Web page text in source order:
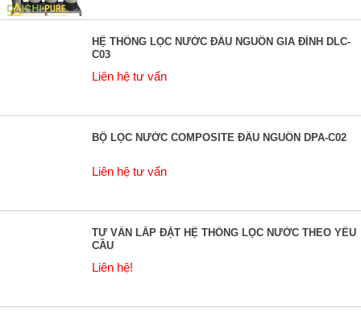
HỆ THỐNG LỌC NƯỚC ĐẦU NGUỒN GIA ĐÌNH DLC-
C03
Liên hệ tư vấn
BỘ LỌC NƯỚC COMPOSITE ĐẦU NGUỒN DPA-C02
Liên hệ tư vấn
TƯ VẤN LẮP ĐẶT HỆ THỐNG LỌC NƯỚC THEO YÊU
CẦU
Liên hệ!